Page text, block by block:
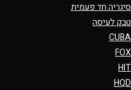
סיגריה חד פעמית
טבק לעיסה
CUBA
FOX
HIT
HQD